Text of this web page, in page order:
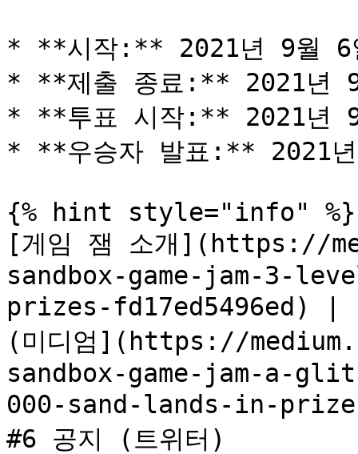
* **시작:** 2021년 9월 6
* **제출 종료:** 2021년
* **투표 시작:** 2021년
* **우승자 발표:** 2021
{% hint style="info" %}
[게임 잼 소개](https://
sandbox-game-jam-3-
prizes-fd17ed5496ed) |
(미디엄](https://
sandbox-game-jam-a-
000-sand-lands-in-
#6 공지 (트위터)